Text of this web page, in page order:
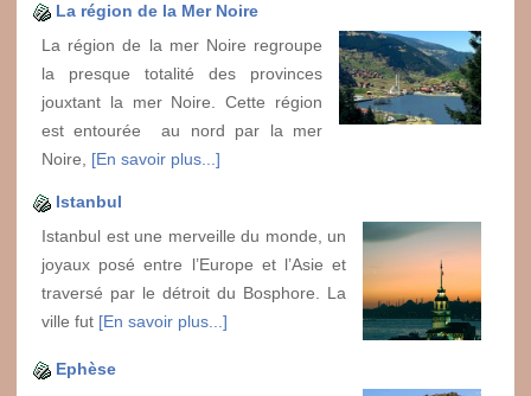
La région de la Mer Noire
La région de la mer Noire regroupe
la presque totalité des provinces
jouxtant la mer Noire. Cette région
est entourée au nord par la mer
Noire, [En savoir plus...]
Istanbul
Istanbul est une merveille du monde, un
joyaux posé entre l’Europe et l’Asie et
traversé par le détroit du Bosphore. La
ville fut [En savoir plus...]
Ephèse